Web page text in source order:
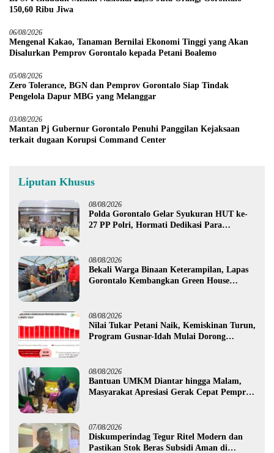
150,60 Ribu Jiwa
06/08/2026
Mengenal Kakao, Tanaman Bernilai Ekonomi Tinggi yang Akan
Disalurkan Pemprov Gorontalo kepada Petani Boalemo
05/08/2026
Zero Tolerance, BGN dan Pemprov Gorontalo Siap Tindak
Pengelola Dapur MBG yang Melanggar
03/08/2026
Mantan Pj Gubernur Gorontalo Penuhi Panggilan Kejaksaan
terkait dugaan Korupsi Command Center
Liputan Khusus
08/08/2026
Polda Gorontalo Gelar Syukuran HUT ke-
27 PP Polri, Hormati Dedikasi Para
08/08/2026
Bekali Warga Binaan Keterampilan, Lapas
Gorontalo Kembangkan Green House
08/08/2026
Nilai Tukar Petani Naik, Kemiskinan Turun,
Program Gusnar-Idah Mulai Dorong
08/08/2026
Bantuan UMKM Diantar hingga Malam,
Masyarakat Apresiasi Gerak Cepat Pemprov
07/08/2026
Diskumperindag Tegur Ritel Modern dan
Pastikan Stok Beras Subsidi Aman di